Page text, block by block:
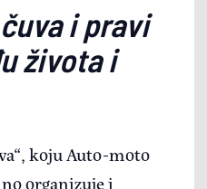
i pravi
života i
koju Auto-moto
organizuje i